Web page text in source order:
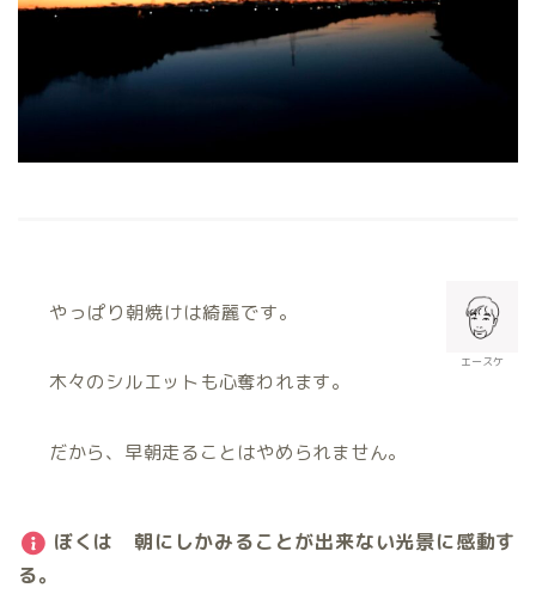
エースケ
やっぱり朝焼けは綺麗です。
木々のシルエットも心奪われます。
だから、早朝走ることはやめられません。
ぼくは 朝にしかみることが出来ない光景に感動す
る。